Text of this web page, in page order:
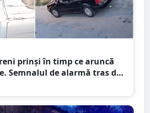
prinși în timp ce aruncă
Semnalul de alarmă tras de